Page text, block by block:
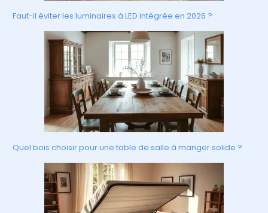
Faut-il éviter les luminaires à LED intégrée en 2026 ?
Quel bois choisir pour une table de salle à manger solide ?